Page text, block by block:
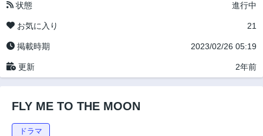
状態 進行中
お気に入り 21
掲載時期 2023/02/26 05:19
更新 2年前
FLY ME TO THE MOON
ドラマ